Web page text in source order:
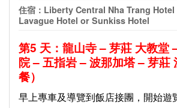
住宿： Liberty Central Nha Trang
Lavague Hotel or Sunkiss Hotel
第5 天：龍山寺–芽莊 大教堂
院–五指岩–波那加塔–芽莊
餐）
早上專車及導覽到飯店接團，開始遊